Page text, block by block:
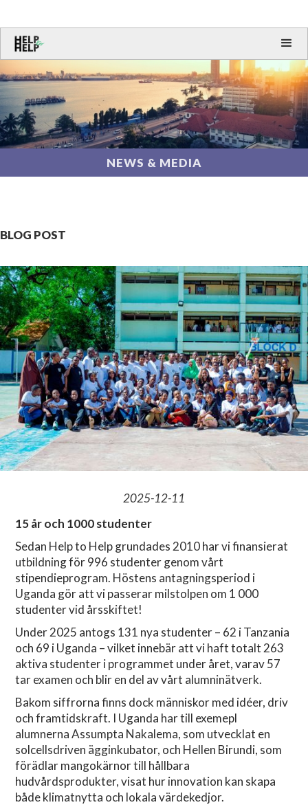
NEWS & MEDIA
BLOG POST
2025-12-11
15 år och 1000 studenter
Sedan Help to Help grundades 2010 har vi finansierat
utbildning för 996 studenter genom vårt
stipendieprogram. Höstens antagningsperiod i
Uganda gör att vi passerar milstolpen om 1 000
studenter vid årsskiftet!
Under 2025 antogs 131 nya studenter – 62 i Tanzania
och 69 i Uganda – vilket innebär att vi haft totalt 263
aktiva studenter i programmet under året, varav 57
tar examen och blir en del av vårt alumninätverk.
Bakom siffrorna finns dock människor med idéer, driv
och framtidskraft. I Uganda har till exemepl
alumnerna Assumpta Nakalema, som utvecklat en
solcellsdriven ägginkubator, och Hellen Birundi, som
förädlar mangokärnor till hållbara
hudvårdsprodukter, visat hur innovation kan skapa
både klimatnytta och lokala värdekedjor.